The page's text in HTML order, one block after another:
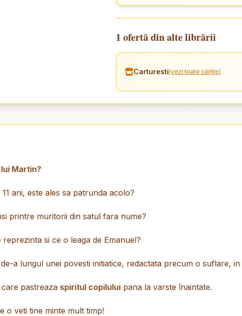
1 ofertă din alte librării
Carturesti(vezi toate cărțile)
Martin?
ani, este ales sa patrunda acolo?
printre muritorii din satul fara nume?
si ce o leaga de Emanuel?
a lungul unei povesti initiatice, redactata precum o suflare, in
pastreaza spiritul copilului pana la varste înaintate.
o veti tine minte mult timp!